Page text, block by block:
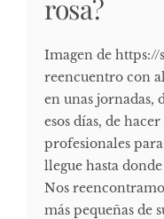
rosa?
Imagen de
reencuentro con
en unas jornadas,
esos días, de
profesionales
llegue hasta
Nos
más pequeñas de